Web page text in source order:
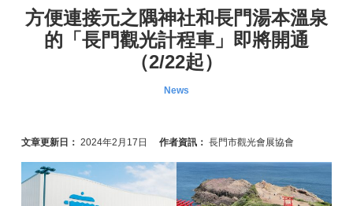
方便連接元之隅神社和長門湯本溫泉
的「長門觀光計程車」即將開通
（2/22起）
News
文章更新日： 2024年2月17日 作者資訊： 長門市觀光會展協會